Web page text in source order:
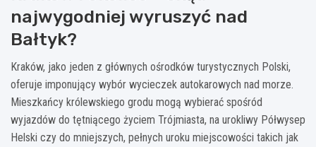
najwygodniej wyruszyć nad
Bałtyk?
Kraków, jako jeden z głównych ośrodków turystycznych Polski,
oferuje imponujący wybór wycieczek autokarowych nad morze.
Mieszkańcy królewskiego grodu mogą wybierać spośród
wyjazdów do tętniącego życiem Trójmiasta, na urokliwy Półwysep
Helski czy do mniejszych, pełnych uroku miejscowości takich jak